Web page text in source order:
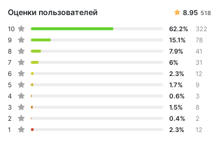
Оценки пользователей 8.95 518
10 62.2%
322
9
15.1%
78
8
7.9%
41
7
6%
31
6
2.3%
12
5
1.7%
9
4
0.6%
3
3
1.5%
8
2
0.4%
2
1
2.3% 12